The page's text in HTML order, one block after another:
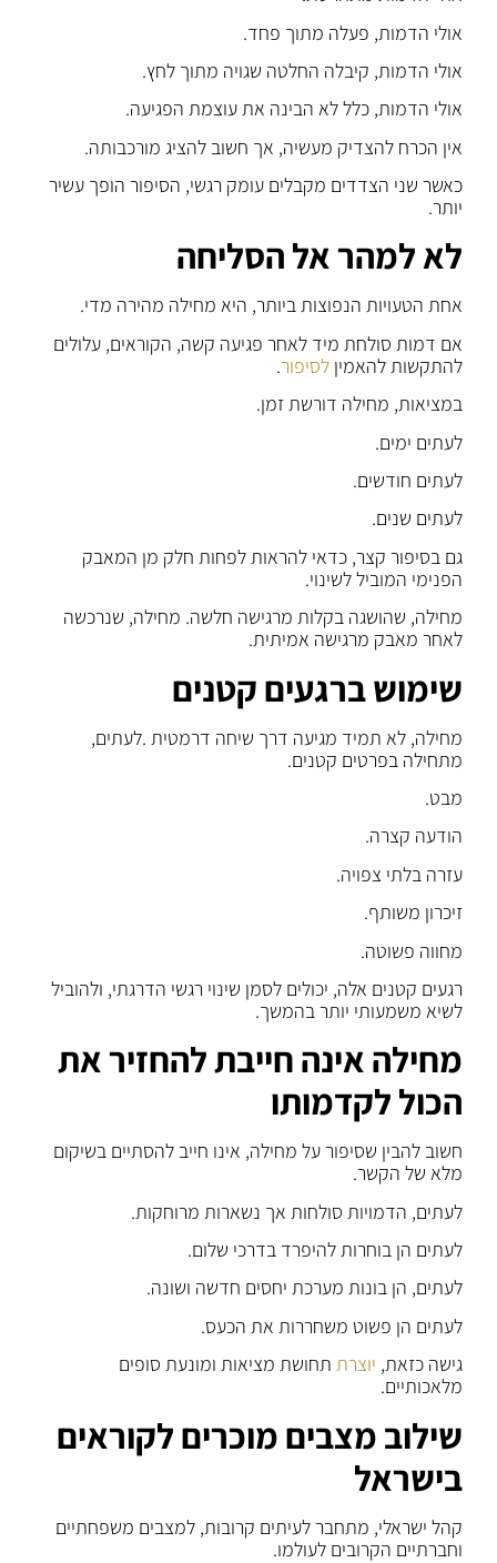
אולי הדמות, פעלה מתוך פחד.
אולי הדמות, קיבלה החלטה שגויה מתוך לחץ.
אולי הדמות, כלל לא הבינה את עוצמת הפגיעה.
אין הכרח להצדיק מעשיה, אך חשוב להציג מורכבותה.
כאשר שני הצדדים מקבלים עומק רגשי, הסיפור הופך עשיר
יותר.
לא למהר אל הסליחה
אחת הטעויות הנפוצות ביותר, היא מחילה מהירה מדי.
אם דמות סולחת מיד לאחר פגיעה קשה, הקוראים, עלולים
להתקשות להאמיןלסיפור.
במציאות, מחילה דורשת זמן.
לעתים ימים.
לעתים חודשים.
לעתים שנים.
גם בסיפור קצר, כדאי להראות לפחות חלק מן המאבק
הפנימי המוביל לשינוי.
מחילה, שהושגה בקלות מרגישה חלשה. מחילה, שנרכשה
לאחר מאבק מרגישה אמיתית.
שימוש ברגעים קטנים
מחילה, לא תמיד מגיעה דרך שיחה דרמטית .לעתים,
מתחילה בפרטים קטנים.
מבט.
הודעה קצרה.
עזרה בלתי צפויה.
זיכרון משותף.
מחווה פשוטה.
רגעים קטנים אלה, יכולים לסמן שינוי רגשי הדרגתי, ולהוביל
לשיא משמעותי יותר בהמשך.
מחילה אינה חייבת להחזיר את
הכול לקדמותו
חשוב להבין שסיפור על מחילה, אינו חייב להסתיים בשיקום
מלא של הקשר.
לעתים, הדמויות סולחות אך נשארות מרוחקות.
לעתים הן בוחרות להיפרד בדרכי שלום.
לעתים, הן בונות מערכת יחסים חדשה ושונה.
לעתים הן פשוט משחררות את הכעס.
גישה כזאת, יוצרת תחושת מציאות ומונעת סופים
מלאכותיים.
שילוב מצבים מוכרים לקוראים
בישראל
קהל ישראלי, מתחבר לעיתים קרובות, למצבים משפחתיים
וחברתיים הקרובים לעולמו.